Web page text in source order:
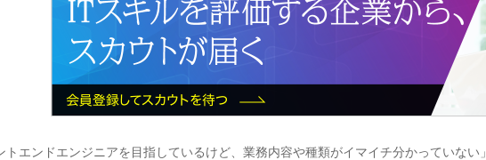
トエンドエンジニアを目指しているけど、業務内容や種類がイマイチ分かっていない」